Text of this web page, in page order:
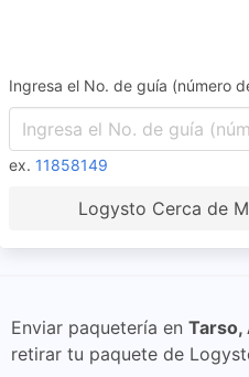
Ingresa el No. de guía (número
ex. 11858149
Logysto Cerca de
Enviar paquetería en Tarso,
retirar tu paquete de